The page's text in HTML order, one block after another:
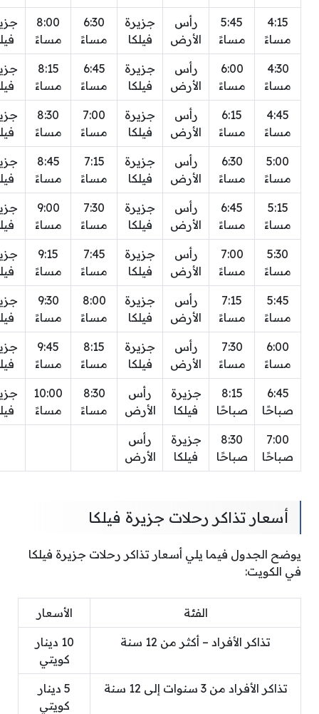
4:15
مساءً
5:45
مساءً
رأس
الأرض
جزيرة
فيلكا
6:30
مساءً
8:00
مساءً
4:30
مساءً
6:00
مساءً
رأس
الأرض
جزيرة
فيلكا
6:45
مساءً
8:15
مساءً
4:45
مساءً
6:15
مساءً
رأس
الأرض
جزيرة
فيلكا
7:00
مساءً
8:30
مساءً
5:00
مساءً
6:30
مساءً
رأس
الأرض
جزيرة
فيلكا
7:15
مساءً
8:45
مساءً
5:15
مساءً
6:45
مساءً
رأس
الأرض
جزيرة
فيلكا
7:30
مساءً
9:00
مساءً
5:30
مساءً
7:00
مساءً
رأس
الأرض
جزيرة
فيلكا
7:45
مساءً
9:15
مساءً
5:45
مساءً
7:15
مساءً
رأس
الأرض
جزيرة
فيلكا
8:00
مساءً
9:30
مساءً
6:00
مساءً
7:30
مساءً
رأس
الأرض
جزيرة
فيلكا
8:15
مساءً
9:45
مساءً
6:45
صباحًا
8:15
صباحًا
جزيرة
فيلكا
رأس
الأرض
8:30
مساءً
10:00
مساءً
7:00
صباحًا
8:30
صباحًا
جزيرة
فيلكا
رأس
الأرض
أسعار تذاكر رحلات جزيرة فيلكا
يوضح الجدول فيما يلي أسعار تذاكر رحلات جزيرة فيلكا
في الكويت:
الفئة الأسعار
تذاكر الأفراد – أكثر من 12 سنة
10 دينار
كويتي
تذاكر الأفراد من 3 سنوات إلى 12 سنة
5 دينار
كويتي